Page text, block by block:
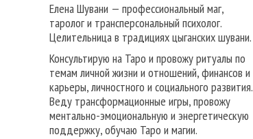
Елена Шувани — профессиональный маг,
таролог и трансперсональный психолог.
Целительница в традициях цыганских шувани.
Консультирую на Таро и провожу ритуалы по
темам личной жизни и отношений, финансов и
карьеры, личностного и социального развития.
Веду трансформационные игры, провожу
ментально-эмоциональную и энергетическую
поддержку, обучаю Таро и магии.